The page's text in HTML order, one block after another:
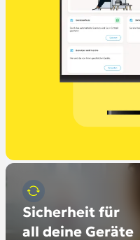
Sicherheit für
all deine Geräte